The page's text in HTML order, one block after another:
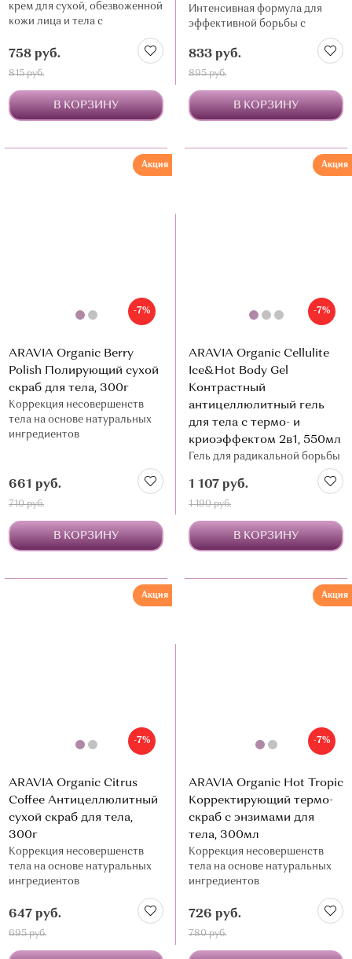
крем для сухой, обезвоженной
кожи лица и тела с
изменений
758 руб.
815 руб.
В КОРЗИНУ
Интенсивная формула для
эффективной борьбы с
весом
833 руб.
895 руб.
В КОРЗИНУ
-7%
Акция
ARAVIA Organic Berry
Polish Полирующий сухой
скраб для тела, 300г
Коррекция несовершенств
тела на основе натуральных
ингредиентов
661 руб.
710 руб.
В КОРЗИНУ
-7%
Акция
ARAVIA Organic Cellulite
Ice&Hot Body Gel
Контрастный
антицеллюлитный гель
для тела с термо- и
криоэффектом 2в1, 550мл
Гель для радикальной борьбы
отложениями, целлюлитом
любой степени и дряблостью
1 107 руб.
1 190 руб.
В КОРЗИНУ
-7%
Акция
ARAVIA Organic Citrus
Coffee Антицеллюлитный
сухой скраб для тела,
300г
Коррекция несовершенств
тела на основе натуральных
ингредиентов
647 руб.
695 руб.
-7%
Акция
ARAVIA Organic Hot Tropic
Корректирующий термо-
скраб с энзимами для
тела, 300мл
Коррекция несовершенств
тела на основе натуральных
ингредиентов
726 руб.
780 руб.